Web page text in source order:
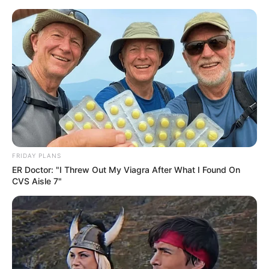
Ridley Scott mówi wprost: „The Dog
Stars” to mój najlepszy film od lat
Mateusz Zaczyk 8 lipca 2026 Aktualności
Ridley Scottpo raz kolejny nie szczędzi sobie pochwał.
FRIDAY PLANS
ER Doctor: "I Threw Out My Viagra After What I Found On
CVS Aisle 7"